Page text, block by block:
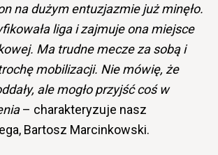
na dużym entuzjazmie już minęło.
liga i zajmuje ona miejsce
Ma trudne mecze za sobą i
mobilizacji. Nie mówię, że
ale mogło przyjść coś w
– charakteryzuje nasz
Bartosz Marcinkowski.